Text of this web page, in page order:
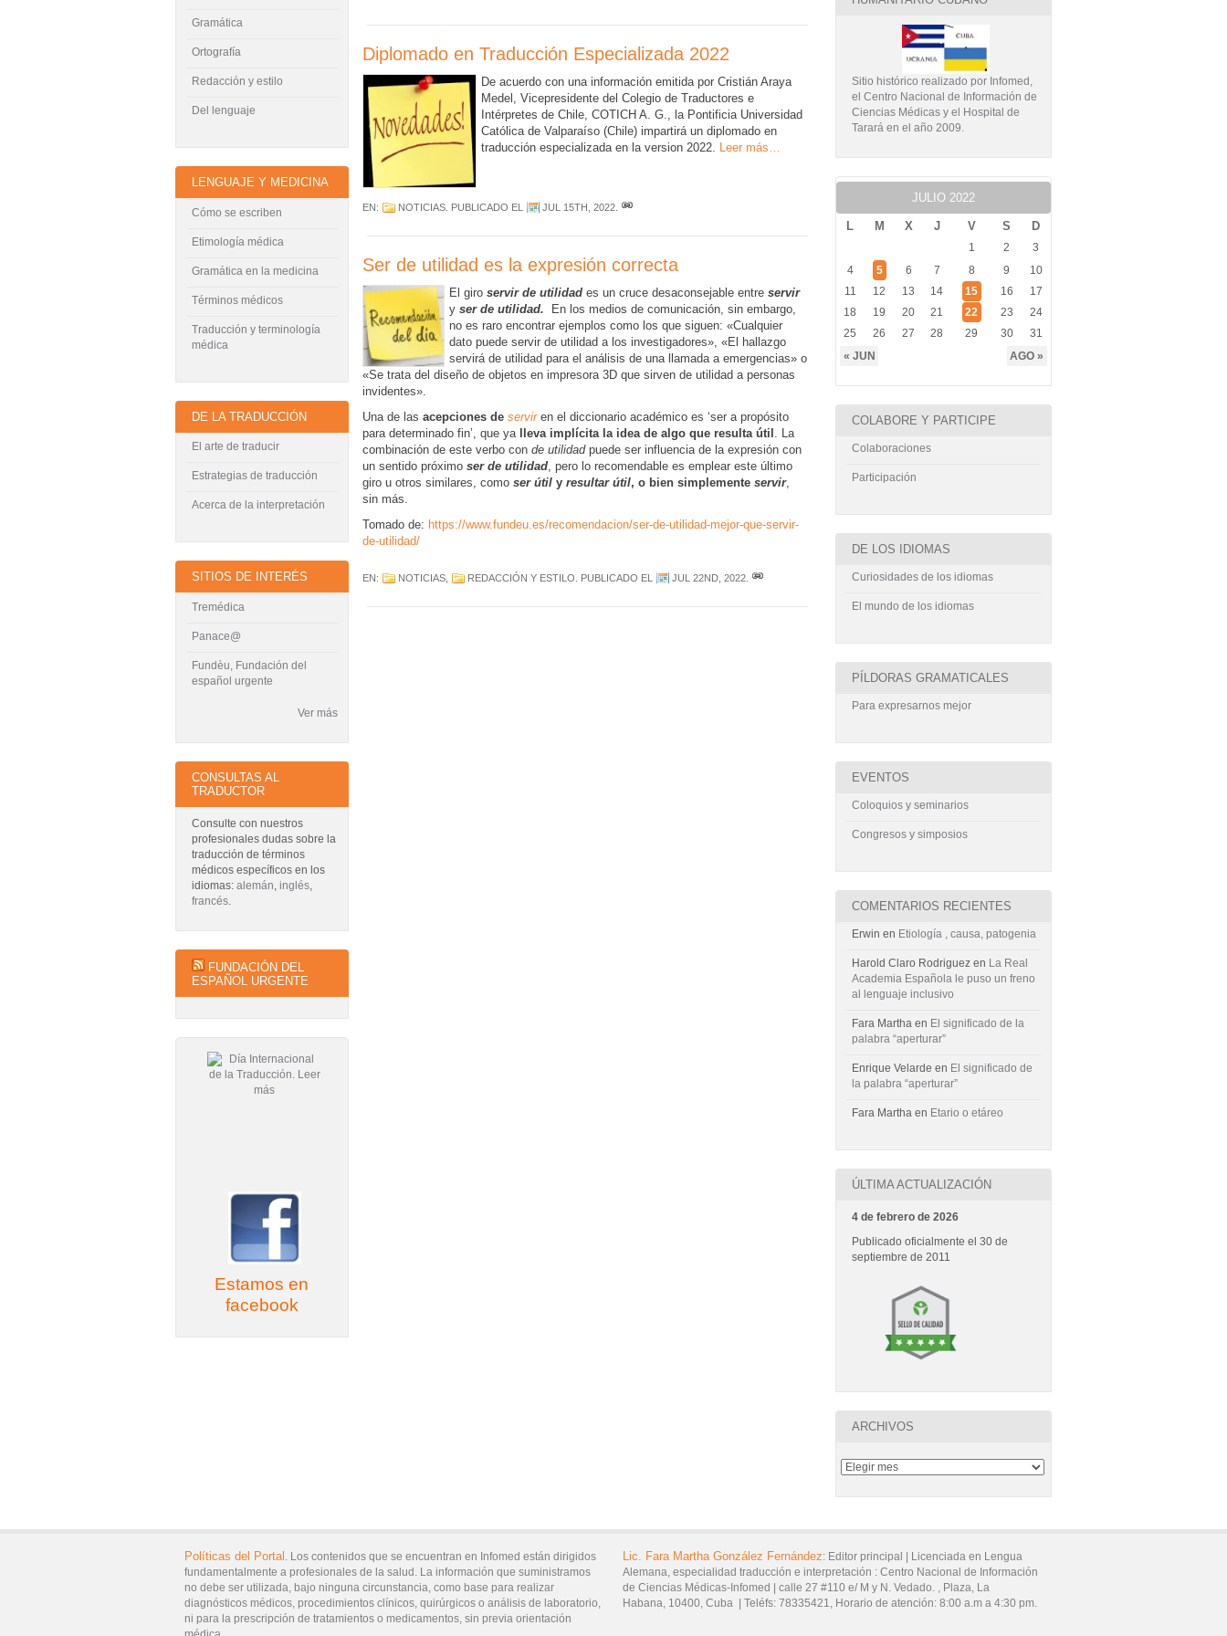
Diplomado en Traducción Especializada 2022
De acuerdo con una información emitida por Cristián Araya
Medel, Vicepresidente del Colegio de Traductores e
Intérpretes de Chile, COTICH A. G., la Pontificia Universidad
Católica de Valparaíso (Chile) impartirá un diplomado en
traducción especializada en la version 2022. Leer más…
EN: NOTICIAS. PUBLICADO EL JUL 15TH, 2022.
Ser de utilidad es la expresión correcta
El giro servir de utilidades un cruce desaconsejable entreservir
y ser de utilidad.
En los medios de comunicación, sin embargo,
no es raro encontrar ejemplos como los que siguen: «Cualquier
dato puede servir de utilidad a los investigadores», «El hallazgo
servirá de utilidad para el análisis de una llamada a emergencias» o
«Se trata del diseño de objetos en impresora 3D que sirven de utilidad a personas
invidentes».
Una de las acepciones de serviren el diccionario académico es ‘ser a propósito
para determinado fin’, que ya
lleva implícita la idea de algo que resulta útil . La
combinación de este verbo con de utilidadpuede ser influencia de la expresión con
un sentido próximo ser de utilidad, pero lo recomendable es emplear este último
giro u otros similares, como ser útily resultar útil, o bien simplemente servir,
sin más.
Tomado de: https://www.fundeu.es/recomendacion/ser-de-utilidad-mejor-que-servir-
de-utilidad/
EN: NOTICIAS, REDACCIÓN Y ESTILO . PUBLICADO EL JUL 22ND, 2022.
Gramática
Ortografía
Redacción y estilo
Del lenguaje
LENGUAJE Y MEDICINA
Cómo se escriben
Etimología médica
Gramática en la medicina
Términos médicos
Traducción y terminología
médica
DE LA TRADUCCIÓN
El arte de traducir
Estrategias de traducción
Acerca de la interpretación
SITIOS DE INTERÉS
Tremédica
Panace@
Fundèu, Fundación del
español urgente
Ver más
CONSULTAS AL
TRADUCTOR
Consulte con nuestros
profesionales dudas sobre la
traducción de términos
médicos específicos en los
idiomas: alemán inglés
francés
FUNDACIÓN DEL
ESPAÑOL URGENTE
Estamos en
facebook
Sitio histórico realizado por Infomed,
el Centro Nacional de Información de
Ciencias Médicas y el Hospital de
Tarará en el año 2009.
JULIO 2022
L M X J V S D
« JUN AGO »
1 2
3
4
5 6 7 8 9
10
11
12 13 14 15 16
17
18
19 20 21 22 23
24
25
26 27 28 29 30 31
COLABORE Y PARTICIPE
Colaboraciones
Participación
DE LOS IDIOMAS
Curiosidades de los idiomas
El mundo de los idiomas
PÍLDORAS GRAMATICALES
Para expresarnos mejor
EVENTOS
Coloquios y seminarios
Congresos y simposios
COMENTARIOS RECIENTES
Erwin en Etiología , causa, patogenia
Harold Claro Rodriguezen La Real
Academia Española le puso un freno
al lenguaje inclusivo
Fara Marthaen El significado de la
palabra “aperturar”
Enrique Velarde en El significado de
la palabra “aperturar”
Fara Marthaen Etario o etáreo
ÚLTIMA ACTUALIZACIÓN
4 de febrero de 2026
Publicado oficialmente el 30 de
septiembre de 2011
ARCHIVOS
Lic. Fara Martha González Fernández: Editor principal |
Licenciada en Lengua
Alemana, especialidad traducción e interpretación : Centro Nacional de Información
de Ciencias Médicas-Infomed | calle 27 #110 e/ M y N. Vedado. , Plaza, La
Habana, 10400, Cuba Teléfs: 78335421, Horario de atención: 8:00 a.m a 4:30 pm.
Políticas del Portal . Los contenidos que se encuentran en Infomed están dirigidos
fundamentalmente a profesionales de la salud. La información que suministramos
no debe ser utilizada, bajo ninguna circunstancia, como base para realizar
diagnósticos médicos, procedimientos clínicos, quirúrgicos o análisis de laboratorio,
ni para la prescripción de tratamientos o medicamentos, sin previa orientación